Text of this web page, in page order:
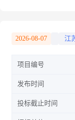
2026-08-07 江
项目编号
发布时间
投标截止时间